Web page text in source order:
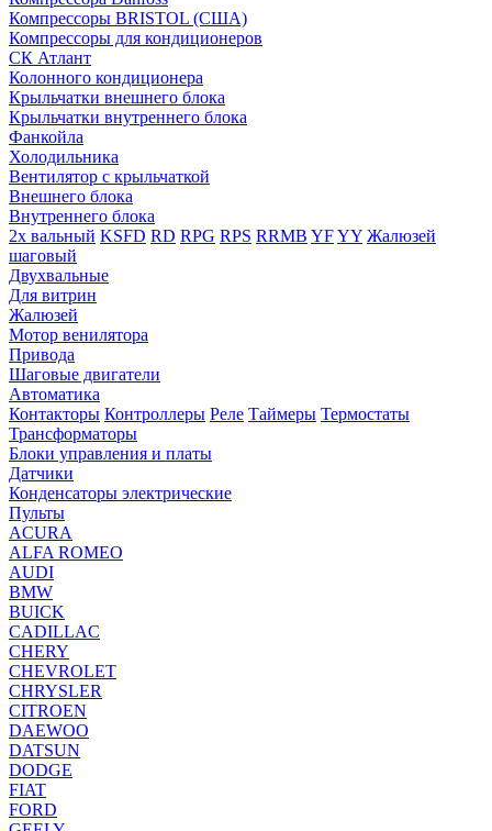
Компрессоры BRISTOL (США)
Компрессоры для кондиционеров
СК Атлант
Колонного кондиционера
Крыльчатки внешнего блока
Крыльчатки внутреннего блока
Фанкойла
Холодильника
Вентилятор с крыльчаткой
Внешнего блока
Внутреннего блока
2х вальный KSFD RD RPG RPS RRMB YFYY Жалюзей
шаговый
Двухвальные
Для витрин
Жалюзей
Мотор венилятора
Привода
Шаговые двигатели
Автоматика
Контакторы Контроллеры Реле Таймеры Термостаты
Трансформаторы
Блоки управления и платы
Датчики
Конденсаторы электрические
Пульты
ACURA
ALFA ROMEO
AUDI
BMW
BUICK
CADILLAC
CHERY
CHEVROLET
CHRYSLER
CITROEN
DAEWOO
DATSUN
DODGE
FIAT
FORD